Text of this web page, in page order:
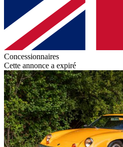
Concessionnaires
Cette annonce a expiré